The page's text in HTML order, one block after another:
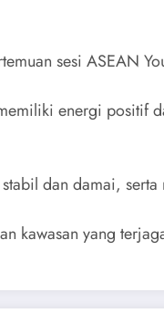
sesi ASEAN
energi positif
dan damai,
kawasan yang